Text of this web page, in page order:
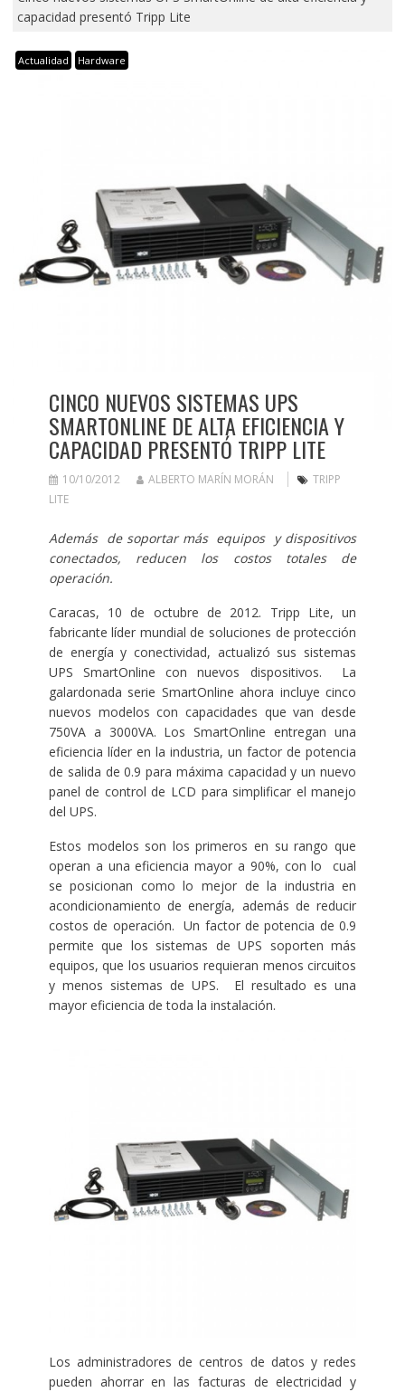
capacidad presentó Tripp Lite
Actualidad Hardware
CINCO NUEVOS SISTEMAS UPS
SMARTONLINE DE ALTA EFICIENCIA Y
CAPACIDAD PRESENTÓ TRIPP LITE
10/10/2012 ALBERTO MARÍN MORÁN
TRIPP
LITE
Además de soportar más equipos y dispositivos
conectados, reducen los costos totales de
operación.
Caracas, 10 de octubre de 2012. Tripp Lite, un
fabricante líder mundial de soluciones de protección
de energía y conectividad, actualizó sus sistemas
UPS SmartOnline con nuevos dispositivos. La
galardonada serie SmartOnline ahora incluye cinco
nuevos modelos con capacidades que van desde
750VA a 3000VA. Los SmartOnline entregan una
eficiencia líder en la industria, un factor de potencia
de salida de 0.9 para máxima capacidad y un nuevo
panel de control de LCD para simplificar el manejo
del UPS.
Estos modelos son los primeros en su rango que
operan a una eficiencia mayor a 90%, con lo cual
se posicionan como lo mejor de la industria en
acondicionamiento de energía, además de reducir
costos de operación. Un factor de potencia de 0.9
permite que los sistemas de UPS soporten más
equipos, que los usuarios requieran menos circuitos
y menos sistemas de UPS. El resultado es una
mayor eficiencia de toda la instalación.
Los administradores de centros de datos y redes
pueden ahorrar en las facturas de electricidad y